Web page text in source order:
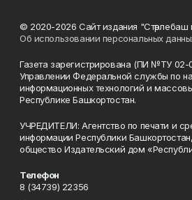
© 2020-2026 Сайт издания "Стәрлебаш
Об использовании персональных
Газета зарегистрирована (ПИ №ТУ 02-
Управлении Федеральной службы по
информационных технологий и
Республике Башкортостан.
УЧРЕДИТЕЛИ: Агентство по печати и
информации Республики
общество Издательский дом
Телефон
8 (34739) 22356